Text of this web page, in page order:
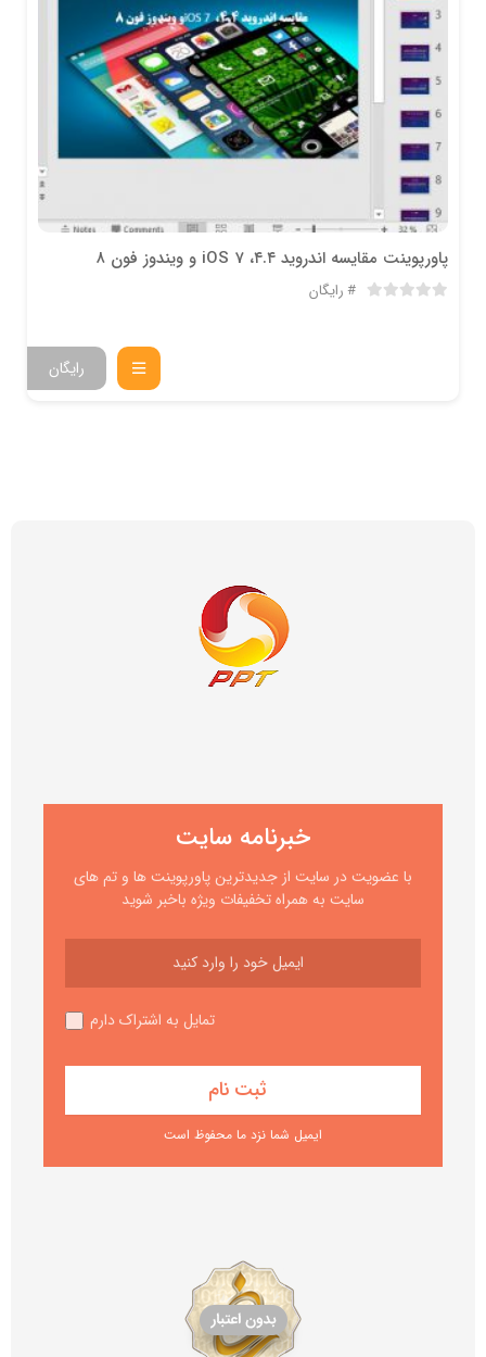
پاورپوینت مقایسه اندروید ۴.۴، iOS 7 و ویندوز فون ۸
رایگان
رایگان
خبرنامه سایت
با عضویت در سایت از جدیدترین پاورپوینت ها و تم های
سایت به همراه تخفیفات ویژه باخبر شوید
تمایل به اشتراک دارم
ایمیل شما نزد ما محفوظ است